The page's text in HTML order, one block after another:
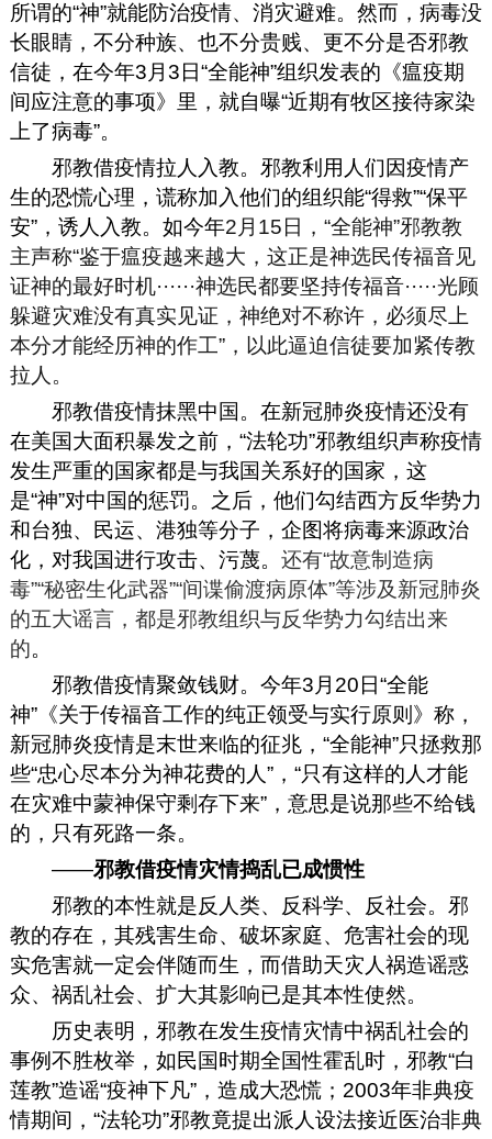
所谓的“神”就能防治疫情、消灾避难。然而，病毒没
长眼睛，不分种族、也不分贵贱、更不分是否邪教
信徒，在今年3月3 日“全能神”组织发表的《瘟疫期
间应注意的事项》里，就自曝“近期有牧区接待家染
上了病毒”。
邪教借疫情拉人入教。邪教利用人们因疫情产
生的恐慌心理，谎称加入他们的组织能“得救”“保平
安”，诱人入教。如今年2月15日，“全能神”邪教教
主声称“鉴于瘟疫越来越大，这正是神选民传福音见
证神的最好时机······神选民都要坚持传福音·····光顾
躲避灾难没有真实见证，神绝对不称许，必须尽上
本分才能经历神的作工”，以此逼迫信徒要加紧传教
拉人。
邪教借疫情抹黑中国。在新冠肺炎疫情还没有
在美国大面积暴发之前，“法轮功”邪教组织声称疫情
发生严重的国家都是与我国关系好的国家，这
是“神”对中国的惩罚。之后，他们勾结西方反华势力
和台独、民运、港独等分子，企图将病毒来源政治
化，对我国进行攻击、污蔑。 还有“故意制造病
毒”“秘密生化武器”“间谍偷渡病原体”等涉及新冠肺炎
的五大谣言，都是邪教组织与反华势力勾结出来
的。
邪教借疫情聚敛钱财。今年3月20日“全能
神”《关于传福音工作的纯正领受与实行原则》称，
新冠肺炎疫情是末世来临的征兆，“全能神”只拯救那
些“忠心尽本分为神花费的人”，“只有这样的人才能
在灾难中蒙神保守剩存下来”，意思是说那些不给钱
的，只有死路一条。
——邪教借疫情灾情捣乱已成惯性
邪教的本性就是反人类、反科学、反社会。邪
教的存在，其残害生命、破坏家庭、危害社会的现
实危害就一定会伴随而生，而借助天灾人祸造谣惑
众、祸乱社会、扩大其影响已是其本性使然。
历史表明，邪教在发生疫情灾情中祸乱社会的
事例不胜枚举，如民国时期全国性霍乱时，邪教“白
莲教”造谣“疫神下凡”，造成大恐慌； 2003年非典疫
情期间，“法轮功”邪教竟提出派人设法接近医治非典